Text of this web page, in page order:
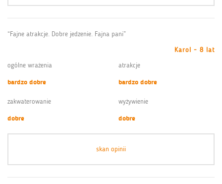
“Fajne atrakcje. Dobre jedzenie. Fajna pani”
Karol - 8 lat
ogólne wrażenia
bardzo dobre
atrakcje
bardzo dobre
zakwaterowanie
dobre
wyżywienie
dobre
skan opinii